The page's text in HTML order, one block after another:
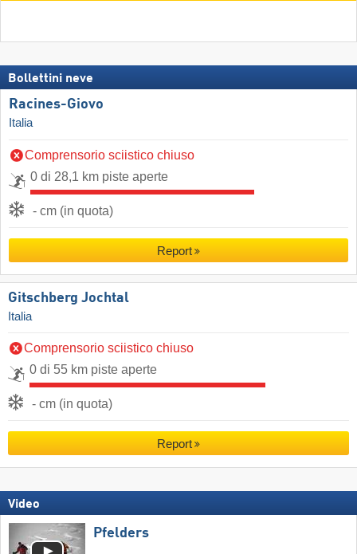
Bollettini neve
Racines-Giovo
Italia
Comprensorio sciistico chiuso
0 di 28,1 km piste aperte
- cm (in quota)
Report
Gitschberg Jochtal
Italia
Comprensorio sciistico chiuso
0 di 55 km piste aperte
- cm (in quota)
Report
Video
Pfelders